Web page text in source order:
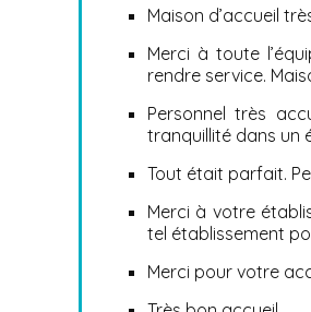
Maison d’accueil
Merci à toute
rendre service.
Personnel très
tranquillité dans un
Tout était parfait.
Merci à votre
tel établissement
Merci pour votre